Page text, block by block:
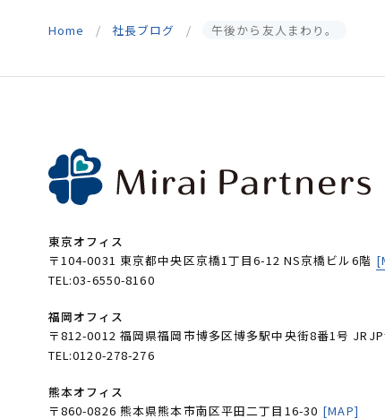
Home 社長ブログ 午後から友人まわり。
東京オフィス
〒104-0031 東京都中央区京橋1丁目6-12 NS京橋ビル6階
TEL:03-6550-8160
福岡オフィス
〒812-0012 福岡県福岡市博多区博多駅中央街8番1号
TEL:0120-278-276
熊本オフィス
〒860-0826 熊本県熊本市南区平田二丁目16-30 [MAP]